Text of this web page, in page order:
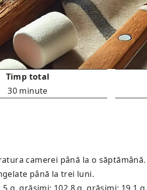
Timp total
30 minute
camerei până la o săptămână.
până la trei luni.